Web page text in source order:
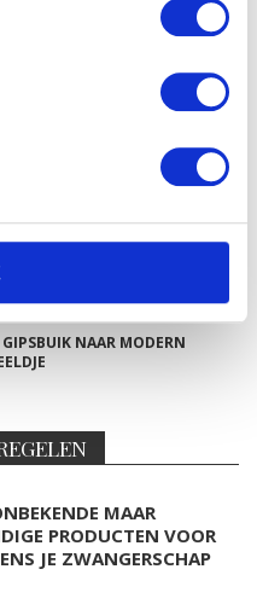
EERDER ONTDEKT
VAKANTIEPARKEN VOOR
NAAR MODERN
MAAR
PRODUCTEN VOOR
JE ZWANGERSCHAP